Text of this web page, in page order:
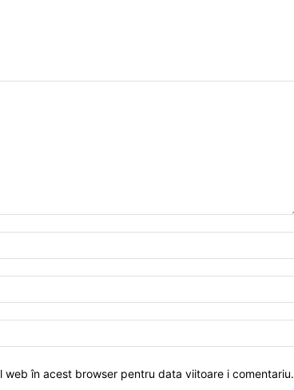
web în acest browser pentru data viitoare i comentariu.